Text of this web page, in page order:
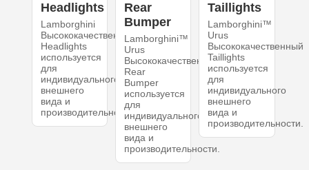
Headlights
Lamborghini
Высококачественный
Headlights
используется
для
индивидуального
внешнего
вида и
производительности.
Rear
Bumper
Lamborghini™
Urus
Высококачественный
Rear
Bumper
используется
для
индивидуального
внешнего
вида и
производительности.
Taillights
Lamborghini™
Urus
Высококачественный
Taillights
используется
для
индивидуального
внешнего
вида и
производительности.